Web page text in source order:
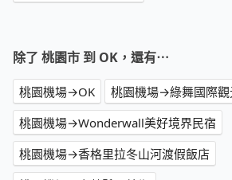
除了 桃園市 到 OK，還有⋯
桃園機場→OK
桃園機場→綠舞國際觀
桃園機場→Wonderwall美好境界民宿
桃園機場→香格里拉冬山河渡假飯店